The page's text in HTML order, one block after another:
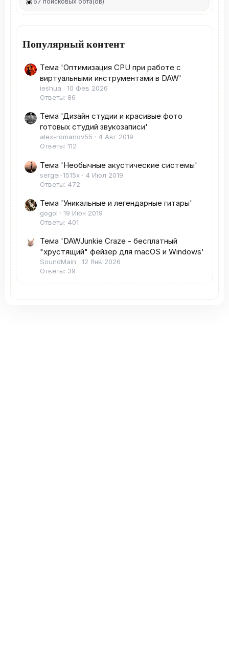
Популярный контент
Тема 'Оптимизация CPU при работе с
виртуальными инструментами в DAW'
ieshua
10 Фев 2026
Ответы: 86
Тема 'Дизайн студии и красивые фото
готовых студий звукозаписи'
alex-romanov55
4 Авг 2019
Ответы: 112
Тема 'Необычные акустические системы'
sergei-1515x
4 Июл 2019
Ответы: 472
Тема 'Уникальные и легендарные гитары'
gogol
19 Июн 2019
Ответы: 401
Тема 'DAWJunkie Craze - бесплатный
"хрустящий" фейзер для macOS и Windows'
SoundMain
12 Янв 2026
Ответы: 39